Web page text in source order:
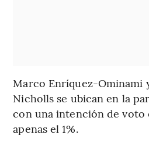
Marco Enríquez-Ominami
Nicholls se ubican en la
con una intención de voto
apenas el 1%.